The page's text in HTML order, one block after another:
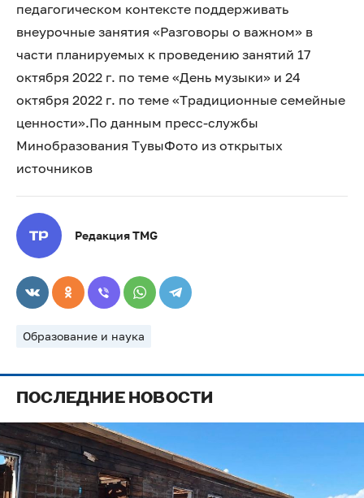
педагогическом контексте поддерживать
внеурочные занятия «Разговоры о важном» в
части планируемых к проведению занятий 17
октября 2022 г. по теме «День музыки» и 24
октября 2022 г. по теме «Традиционные семейные
ценности».По данным пресс-службы
Минобразования ТувыФото из открытых
источников
Редакция TMG
Образование и наука
ПОСЛЕДНИЕ НОВОСТИ